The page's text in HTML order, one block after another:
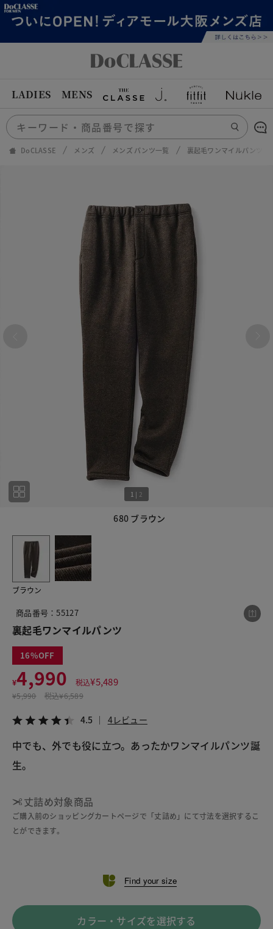
LADIES MENS
DoCLASSE メンズ メンズ パンツ一覧 裏起毛ワンマイルパンツ
680 ブラウン
1 | 2
ブラウン
商品番号：55127
裏起毛ワンマイルパンツ
16
¥4,990 税込¥5,489
¥5,990 税込¥6,589
4.5 4レビュー
中でも、外でも役に立つ。あったかワンマイルパンツ誕
生。
丈詰め対象商品
ご購入前のショッピングカートページで「丈詰め」にて寸法を選択するこ
とができます。
Find your size
カラー・サイズを選択する
この商品をシェアする
裏起毛ワンマイルパンツ
LINE X